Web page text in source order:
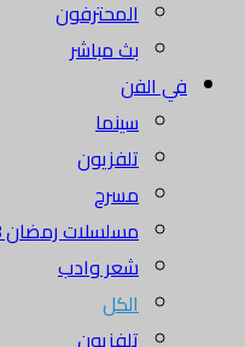
المحترفون
بث مباشر
في الفن
سينما
تلفزيون
مسرح
مسلسلات رمضان 2018
شعر وادب
الكل
تلفزيون